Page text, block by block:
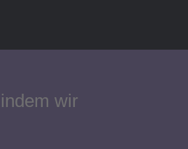
wir